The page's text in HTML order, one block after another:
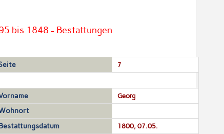
bis 1848 - Bestattungen
7
Georg
1800, 07.05.